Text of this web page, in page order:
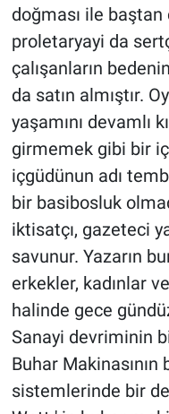
doğması ile baştan
proletaryayi da
çalışanların
da satın almıştır.
yaşamını devamlı
girmemek gibi bir
içgüdünun adı
bir basibosluk
iktisatçı, gazeteci
savunur. Yazarın
erkekler, kadınlar
halinde gece
Sanayi devriminin
Buhar
sistemlerinde bir